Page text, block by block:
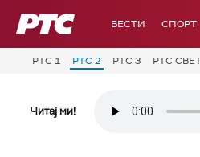
РТС ВЕСТИ СПОРТ
РТС 1 РТС 2 РТС 3 РТС
Читај ми!